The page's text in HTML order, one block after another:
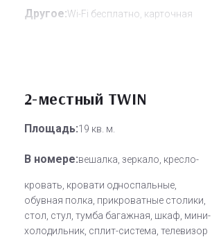
Другое:Wi-Fi бесплатно, карточная
Дополнительное место:
2-местный TWIN
Площадь:19 кв. м.
В номере:вешалка, зеркало, кресло-
кровать, кровати односпальные,
обувная полка, прикроватные столики,
стол, стул, тумба багажная, шкаф, мини-
холодильник, сплит-система, телевизор